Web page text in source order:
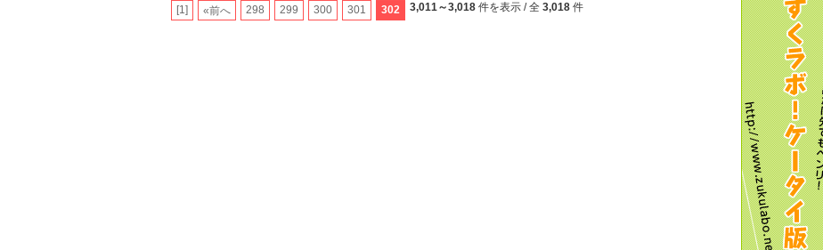
[1] «前へ 298 299 300 301 302 3,011～3,018 件を表示 / 全 3,018 件